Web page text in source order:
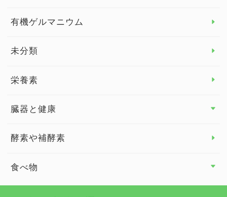
眼の健康
睡眠
有機ゲルマニウム
未分類
栄養素
臓器と健康
臓器と健康 トップ
酵素や補酵素
食べ物